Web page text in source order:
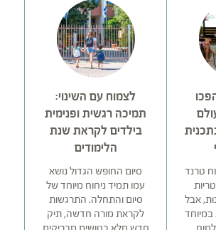
טרנד
אבל
במיוחד
לצמוח עם השינוי:
תמיכה רגשית ופנימית
בילדים לקראת שנת
הלימודים
סיום החופש הגדול נושא
עמו תמיד ניחוח מיוחד של
סיום והתחלה. התרגשות
לקראת מורה חדשה, תיק